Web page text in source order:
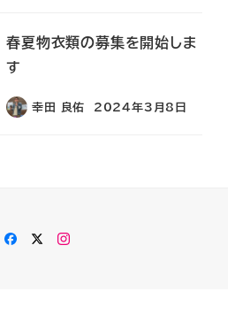
春夏物衣類の募集を開始しま
す
幸田 良佑 2024年3月8日
Facebook
Twitter
Instagram